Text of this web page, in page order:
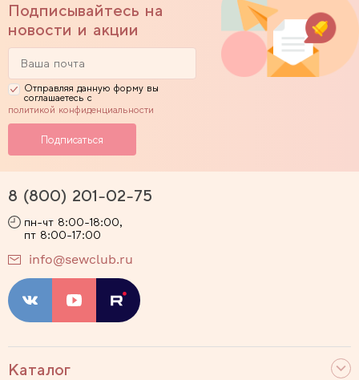
Подписывайтесь на
новости и акции
Отправляя данную форму вы
соглашаетесь с
политикой конфиденциальности
Каталог
8 (800) 201-02-75
пн-чт 8:00-18:00,
пт 8:00-17:00
info@sewclub.ru